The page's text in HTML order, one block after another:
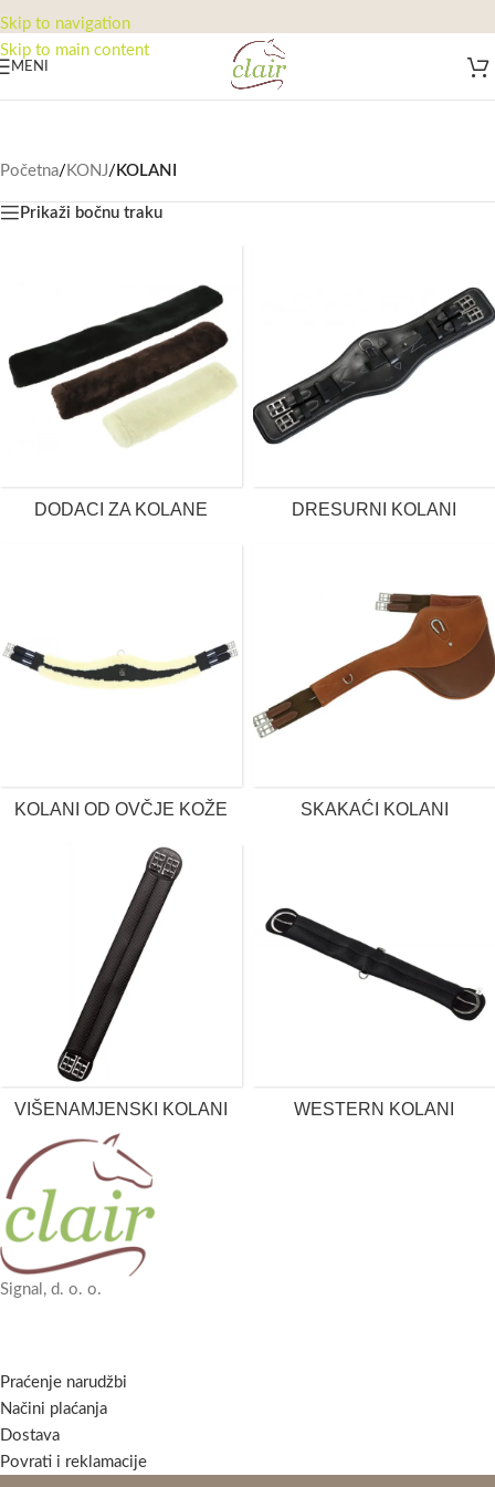
Skip to navigation
Skip to main content
MENI
Početna/ KONJ/ KOLANI
Prikaži bočnu traku
DODACI ZA KOLANE DRESURNI KOLANI
KOLANI OD OVČJE KOŽE SKAKAĆI KOLANI
VIŠENAMJENSKI KOLANI WESTERN KOLANI
Signal, d. o. o.
Praćenje narudžbi
Načini plaćanja
Dostava
Povrati i reklamacije